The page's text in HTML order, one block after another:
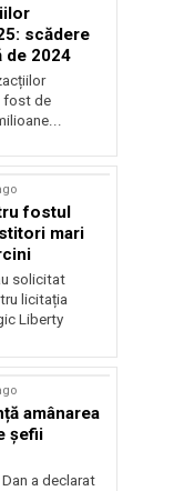
scădere
de 2024
fost de
fostul
mari
solicitat
licitația
Liberty
amânarea
șefii
a declarat